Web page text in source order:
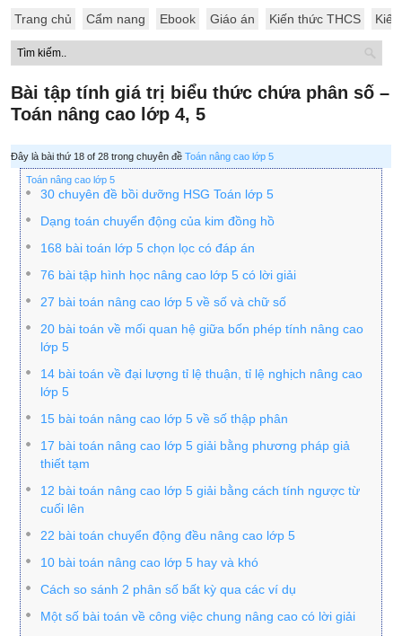
Trang chủ Cẩm nang Ebook Giáo án Kiến thức THCS
Bài tập tính giá trị biểu thức chứa phân số –
Toán nâng cao lớp 4, 5
Đây là bài thứ 18 of 28 trong chuyên đề Toán nâng cao lớp 5
Toán nâng cao lớp 5
30 chuyên đề bồi dưỡng HSG Toán lớp 5
Dạng toán chuyển động của kim đồng hồ
168 bài toán lớp 5 chọn lọc có đáp án
76 bài tập hình học nâng cao lớp 5 có lời giải
27 bài toán nâng cao lớp 5 về số và chữ số
20 bài toán về mối quan hệ giữa bốn phép tính nâng cao
lớp 5
14 bài toán về đại lượng tỉ lệ thuận, tỉ lệ nghịch nâng cao
lớp 5
15 bài toán nâng cao lớp 5 về số thập phân
17 bài toán nâng cao lớp 5 giải bằng phương pháp giả
thiết tạm
12 bài toán nâng cao lớp 5 giải bằng cách tính ngược từ
cuối lên
22 bài toán chuyển động đều nâng cao lớp 5
10 bài toán nâng cao lớp 5 hay và khó
Cách so sánh 2 phân số bất kỳ qua các ví dụ
Một số bài toán về công việc chung nâng cao có lời giải